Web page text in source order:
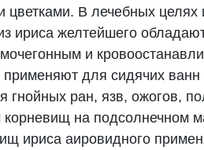
цветками. В лечебных целях
ириса желтейшего
и
для сидячих
ран, язв, ожогов,
корневищ на подсолнечном
ириса аировидного